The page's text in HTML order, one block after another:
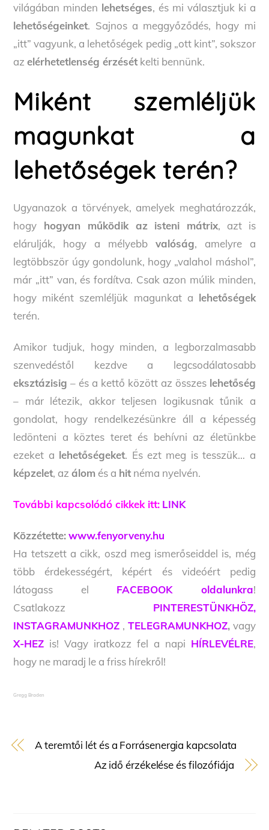
világában minden lehetséges, és mi választjuk ki a
lehetőségeinket. Sajnos a meggyőződés, hogy mi
„itt” vagyunk, a lehetőségek pedig „ott kint”, sokszor
azelérhetetlenség érzését kelti bennünk.
Miként szemléljük
magunkat a
lehetőségek terén?
Ugyanazok a törvények, amelyek meghatározzák,
hogy hogyan működik az isteni mátrix, azt is
elárulják, hogy a mélyebb valóság, amelyre a
legtöbbször úgy gondolunk, hogy „valahol máshol”,
már „itt” van, és fordítva. Csak azon múlik minden,
hogy miként szemléljük magunkat a lehetőségek
terén.
Amikor tudjuk, hogy minden, a legborzalmasabb
szenvedéstől kezdve a legcsodálatosabb
eksztázisig – és a kettő között az összes lehetőség
– már létezik, akkor teljesen logikusnak tűnik a
gondolat, hogy rendelkezésünkre áll a képesség
ledönteni a köztes teret és behívni az életünkbe
ezeket a lehetőségeket. És ezt meg is tesszük… a
képzelet, azálom és a hit néma nyelvén.
További kapcsolódó cikkek itt: LINK
Közzétette: www.fenyorveny.hu
Ha tetszett a cikk, oszd meg ismerőseiddel is, még
több érdekességért, képért és videóért pedig
látogass el FACEBOOK oldalunkra!
Csatlakozz PINTERESTÜNKHÖZ,
INSTAGRAMUNKHOZ , TELEGRAMUNKHOZ,vagy
X-HEZ is! Vagy iratkozz fel a napi HÍRLEVÉLRE,
hogy ne maradj le a friss hírekről!
Gregg Braden
A teremtői lét és a Forrásenergia kapcsolata
Az idő érzékelése és filozófiája